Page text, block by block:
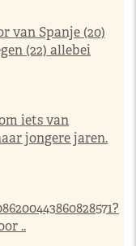
van Spanje (20)
(22) allebei
iets van
jongere jaren.
..